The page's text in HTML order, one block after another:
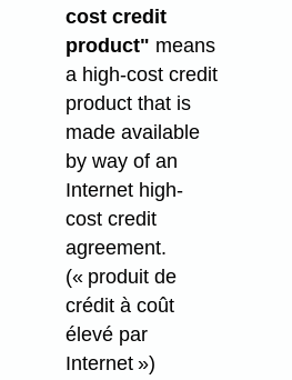
cost credit
product" means
a high-cost credit
product that is
made available
by way of an
Internet high-
cost credit
agreement.
(« produit de
crédit à coût
élevé par
Internet »)